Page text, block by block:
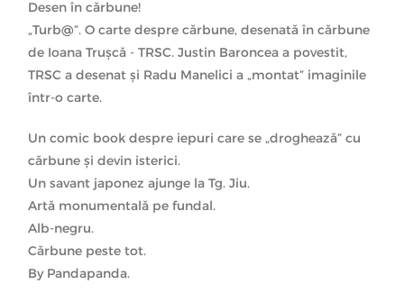
Desen în cărbune!
„Turb@”. O carte despre cărbune, desenată în cărbune
de Ioana Trușcă - TRSC. Justin Baroncea a povestit,
TRSC a desenat şi Radu Manelici a „montat” imaginile
într-o carte.
Un comic book despre iepuri care se „droghează” cu
cărbune şi devin isterici.
Un savant japonez ajunge la Tg. Jiu.
Artă monumentală pe fundal.
Alb-negru.
Cărbune peste tot.
By Pandapanda.